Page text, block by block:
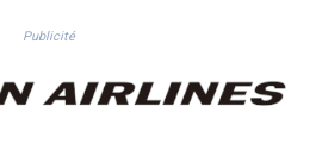
BBD 2.323451
Publicité